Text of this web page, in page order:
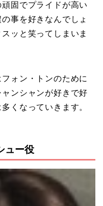
固でプライドが高い
事を好きなんでしょ
ッと笑ってしまいま
ォン・トンのために
ンシャンが好きで好
くなっていきます。
ュー役